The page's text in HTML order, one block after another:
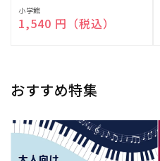
販
売
小学館
通常価格
1,540 円（税込）
おすすめ特集